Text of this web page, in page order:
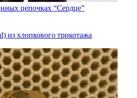
цепочках “Сердце”
из хлопкового трикотажа